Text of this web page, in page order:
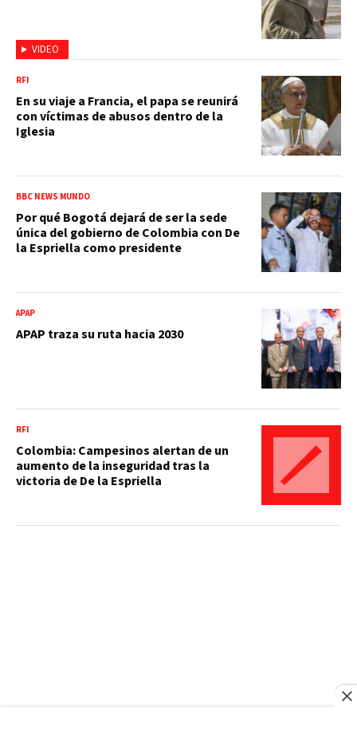
VIDEO
RFI
En su viaje a Francia, el papa se reunirá
con víctimas de abusos dentro de la
Iglesia
BBC NEWS MUNDO
Por qué Bogotá dejará de ser la sede
única del gobierno de Colombia con De
la Espriella como presidente
APAP
APAP traza su ruta hacia 2030
RFI
Colombia: Campesinos alertan de un
aumento de la inseguridad tras la
victoria de De la Espriella